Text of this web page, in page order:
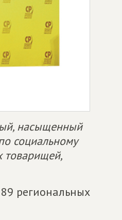
насыщенный
социальному
товарищей,
региональных